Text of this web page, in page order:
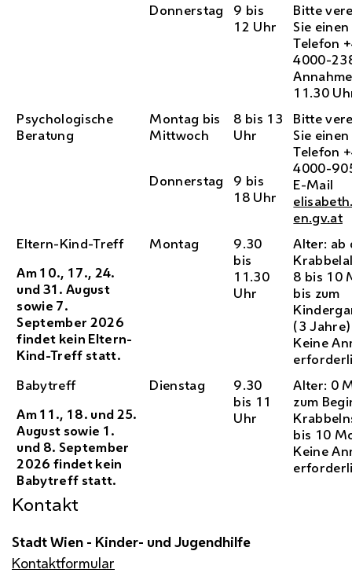
Donnerstag
9 bis
12 Uhr
Bitte
Sie
Telefon
4000-
11.30
Psychologische
Beratung
Montag bis
Mittwoch
8 bis 13
Uhr
Bitte
Sie
Telefon
4000-
E-Mail
en.gv.at
Donnerstag
9 bis
18 Uhr
Eltern-Kind-Treff
Am10., 17., 24.
und 31. August
sowie 7.
September 2026
findet kein Eltern-
Kind-Treff statt.
Montag
9.30
bis
11.30
Uhr
Alter: ab
8 bis 10
bis zum
(3 Jahre)
Keine
Babytreff
Am11., 18. und 25.
August sowie 1.
und 8. September
2026 findet kein
Babytreff statt.
Dienstag
9.30
bis 11
Uhr
Alter: 0
zum
bis 10
Keine
Kontakt
Stadt Wien - Kinder- und Jugendhilfe
Kontaktformular